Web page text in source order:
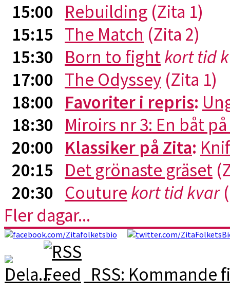
15:00 Rebuilding (Zita 1)
15:15 The Match (Zita 2)
15:30 Born to fightkort tid
17:00 The Odyssey (Zita 1)
18:00 Favoriter i repris:
18:30 Miroirs nr 3: En båt
20:00 Klassiker på Zita:
20:15 Det grönaste gräset
20:30 Couture kort tid kvar
Fler dagar...
RSS: Kommande